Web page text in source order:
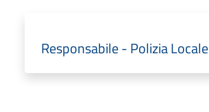
Responsabile - Polizia Locale